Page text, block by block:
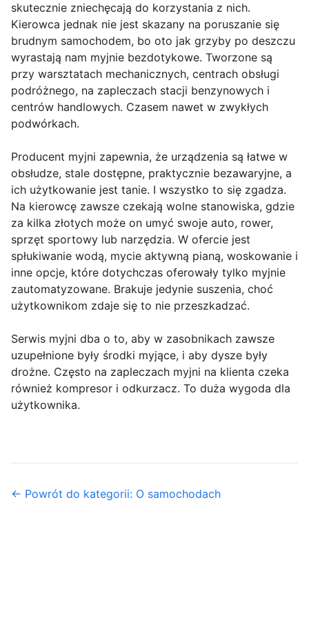
skutecznie zniechęcają do korzystania z nich.
Kierowca jednak nie jest skazany na poruszanie się
brudnym samochodem, bo oto jak grzyby po deszczu
wyrastają nam myjnie bezdotykowe. Tworzone są
przy warsztatach mechanicznych, centrach obsługi
podróżnego, na zapleczach stacji benzynowych i
centrów handlowych. Czasem nawet w zwykłych
podwórkach.
Producent myjni zapewnia, że urządzenia są łatwe w
obsłudze, stale dostępne, praktycznie bezawaryjne, a
ich użytkowanie jest tanie. I wszystko to się zgadza.
Na kierowcę zawsze czekają wolne stanowiska, gdzie
za kilka złotych może on umyć swoje auto, rower,
sprzęt sportowy lub narzędzia. W ofercie jest
spłukiwanie wodą, mycie aktywną pianą, woskowanie i
inne opcje, które dotychczas oferowały tylko myjnie
zautomatyzowane. Brakuje jedynie suszenia, choć
użytkownikom zdaje się to nie przeszkadzać.
Serwis myjni dba o to, aby w zasobnikach zawsze
uzupełnione były środki myjące, i aby dysze były
drożne. Często na zapleczach myjni na klienta czeka
również kompresor i odkurzacz. To duża wygoda dla
użytkownika.
← Powrót do kategorii: O samochodach